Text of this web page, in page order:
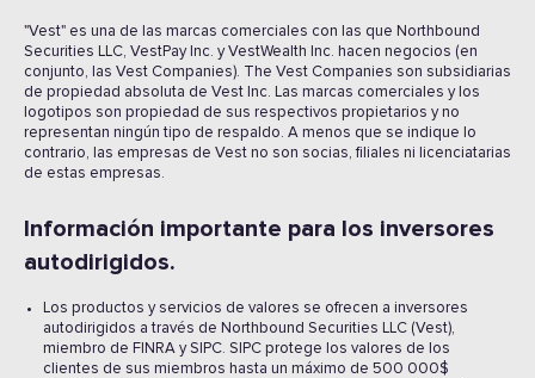
"Vest" es una de las marcas comerciales con las que Northbound
Securities LLC, VestPay Inc. y VestWealth Inc. hacen negocios (en
conjunto, las Vest Companies). The Vest Companies son subsidiarias
de propiedad absoluta de Vest Inc. Las marcas comerciales y los
logotipos son propiedad de sus respectivos propietarios y no
representan ningún tipo de respaldo. A menos que se indique lo
contrario, las empresas de Vest no son socias, filiales ni licenciatarias
de estas empresas.
Información importante para los inversores
autodirigidos.
Los productos y servicios de valores se ofrecen a inversores
autodirigidos a través de Northbound Securities LLC (Vest),
miembro de FINRA y SIPC. SIPC protege los valores de los
clientes de sus miembros hasta un máximo de 500 000$